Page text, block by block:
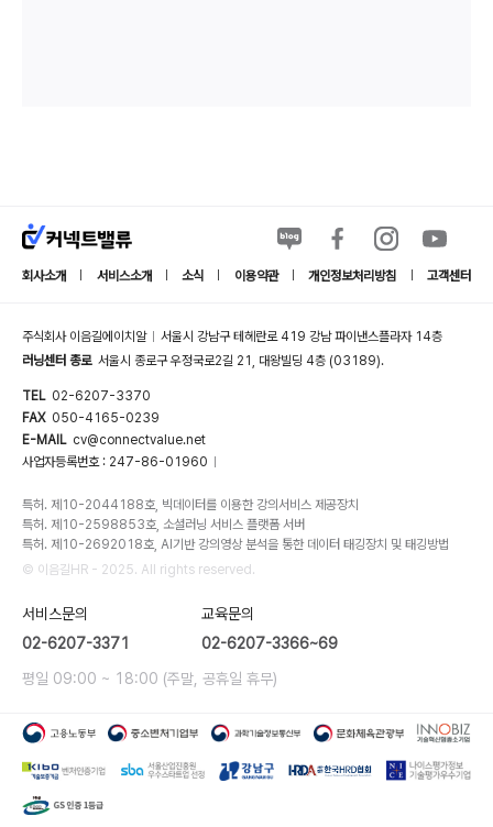
회사소개 서비스소개 소식 이용약관 개인정보처리방침 고객센터
주식회사 이음길에이치알
서울시 강남구 테헤란로 419 강남 파이낸스플라자 14층
러닝센터 종로 서울시 종로구 우정국로2길 21, 대왕빌딩 4층 (03189).
TEL 02-6207-3370
FAX 050-4165-0239
E-MAIL cv@connectvalue.net
사업자등록번호 : 247-86-01960
특허. 제10-2044188호, 빅데이터를 이용한 강의서비스 제공장치
특허. 제10-2598853호, 소셜러닝 서비스 플랫폼 서버
특허. 제10-2692018호, AI기반 강의영상 분석을 통한 데이터 태깅장치 및 태깅방법
© 이음길HR - 2025. All rights reserved.
서비스문의
02-6207-3371
교육문의
02-6207-3366~69
평일 09:00 ~ 18:00 (주말, 공휴일 휴무)